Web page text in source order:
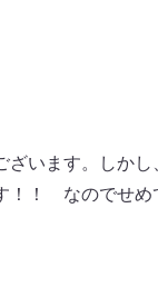
ざいます。しか
！！ なのでせめ